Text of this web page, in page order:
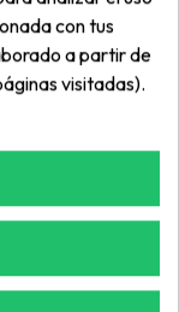
con tus
a partir de
visitadas).